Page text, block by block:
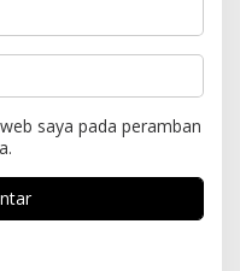
saya pada peramban